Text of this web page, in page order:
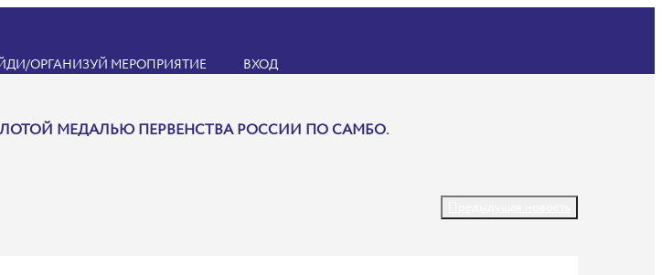
ОРГАНИЗУЙ МЕРОПРИЯТИЕ ВХОД
МЕДАЛЬЮ ПЕРВЕНСТВА РОССИИ ПО САМБО.